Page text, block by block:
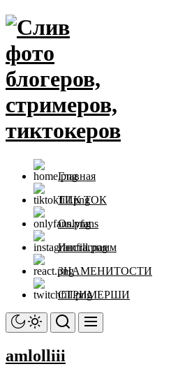
Перейти
содержимому
Главная
ТИК ТОК
Onlyfans
Инстаграмм
ЗНАМЕНИТОСТИ
СТРИМЕРШИ
amlolliii